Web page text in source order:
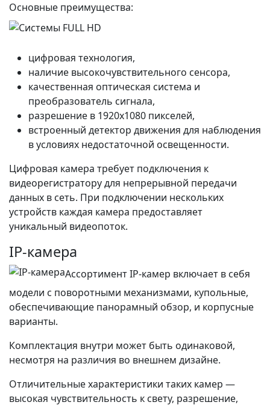
Основные преимущества:
цифровая технология,
наличие высокочувствительного сенсора,
качественная оптическая система и
преобразователь сигнала,
разрешение в 1920х1080 пикселей,
встроенный детектор движения для наблюдения
в условиях недостаточной освещенности.
Цифровая камера требует подключения к
видеорегистратору для непрерывной передачи
данных в сеть. При подключении нескольких
устройств каждая камера предоставляет
уникальный видеопоток.
IP-камера
Ассортимент IP-камер включает в себя
модели с поворотными механизмами, купольные,
обеспечивающие панорамный обзор, и корпусные
варианты.
Комплектация внутри может быть одинаковой,
несмотря на различия во внешнем дизайне.
Отличительные характеристики таких камер —
высокая чувствительность к свету, разрешение,